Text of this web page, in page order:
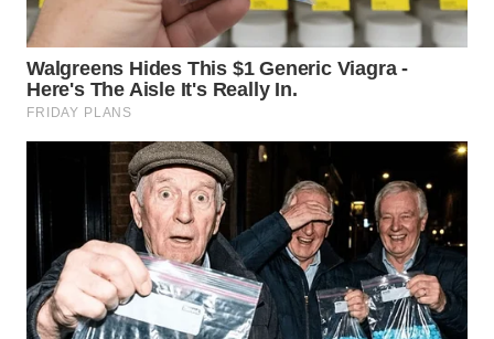
WN
BEKASI
WN
DEPOK
WN
TAPANULI
UTARA